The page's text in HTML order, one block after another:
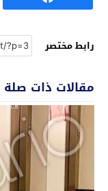
رابط مختصر
مقالات ذات صلة